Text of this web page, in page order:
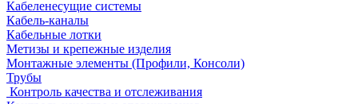
Кабеленесущие системы
Кабель-каналы
Кабельные лотки
Метизы и крепежные изделия
Монтажные элементы (Профили, Консоли)
Трубы
Контроль качества и отслеживания